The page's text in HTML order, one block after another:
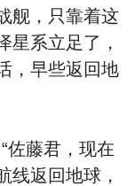
舰，只靠着这
星系立足了，
，早些返回地
藤君，现在
线返回地球，